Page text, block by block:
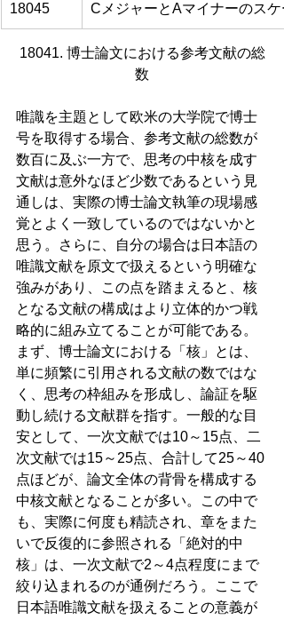
18045 CメジャーとAマイナーのスケ
18041. 博士論文における参考文献の総
数
唯識を主題として欧米の大学院で博士
号を取得する場合、参考文献の総数が
数百に及ぶ一方で、思考の中核を成す
文献は意外なほど少数であるという見
通しは、実際の博士論文執筆の現場感
覚とよく一致しているのではないかと
思う。さらに、自分の場合は日本語の
唯識文献を原文で扱えるという明確な
強みがあり、この点を踏まえると、核
となる文献の構成はより立体的かつ戦
略的に組み立てることが可能である。
まず、博士論文における「核」とは、
単に頻繁に引用される文献の数ではな
く、思考の枠組みを形成し、論証を駆
動し続ける文献群を指す。一般的な目
安として、一次文献では10～15点、二
次文献では15～25点、合計して25～40
点ほどが、論文全体の背骨を構成する
中核文献となることが多い。この中で
も、実際に何度も精読され、章をまた
いで反復的に参照される「絶対的中
核」は、一次文献で2～4点程度にまで
絞り込まれるのが通例だろう。ここで
日本語唯識文献を扱えることの意義が